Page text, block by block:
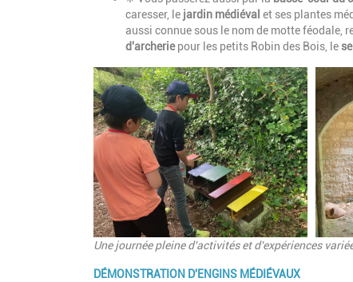
caresser, le jardin médiéval et ses plantes
aussi connue sous le nom de motte féodale,
d'archeriepour les petits Robin des Bois, le
Une journée pleine d'activités et d'expériences
DÉMONSTRATION D'ENGINS MÉDIÉVAUX